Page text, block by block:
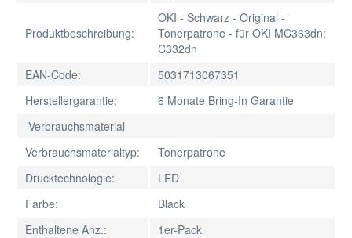
Produktbeschreibung:
OKI - Schwarz - Original -
Tonerpatrone - für OKI MC363dn;
C332dn
EAN-Code:
5031713067351
Herstellergarantie:
6 Monate Bring-In Garantie
Verbrauchsmaterial
Verbrauchsmaterialtyp:
Tonerpatrone
Drucktechnologie:
LED
Farbe:
Black
Enthaltene Anz.:
1er-Pack